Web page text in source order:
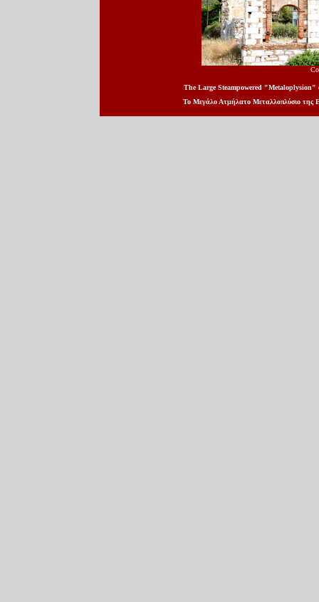
The Large Steampowered
Το Μεγάλο Ατμήλατο Μεταλλοπλύσιο της